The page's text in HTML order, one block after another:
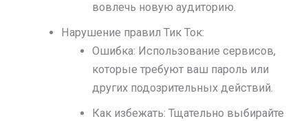
вовлечь новую аудиторию.
Нарушение правил Тик Ток:
Ошибка: Использование сервисов,
которые требуют ваш пароль или
других подозрительных действий.
Как избежать: Тщательно выбирайте